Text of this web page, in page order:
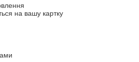
на вашу картку